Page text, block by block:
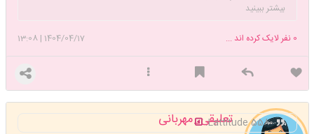
بیشتر ببینید
1404/04/17
|
13:08 0 نفر لایک کرده اند ...
تعلیقی_مهربانیLattitude 5580.